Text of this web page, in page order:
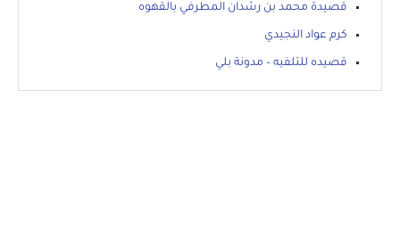
قصيدة محمد بن رشدان المطرفي بالقهوه
كرم عواد النجيدي
قصيده للتلفيه – مدونة بلي